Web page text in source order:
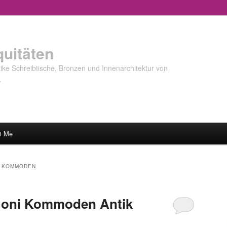
Schreibtische, Bronzen und Innenarchitektur von
Me
Kommoden Antik